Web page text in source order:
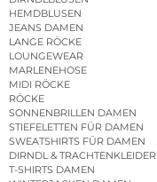
HEMDBLUSEN
JEANS DAMEN
LANGE RÖCKE
LOUNGEWEAR
MARLENEHOSE
MIDI RÖCKE
RÖCKE
SONNENBRILLEN DAMEN
STIEFELETTEN FÜR DAMEN
SWEATSHIRTS FÜR DAMEN
DIRNDL & TRACHTENKLEIDER
T-SHIRTS DAMEN